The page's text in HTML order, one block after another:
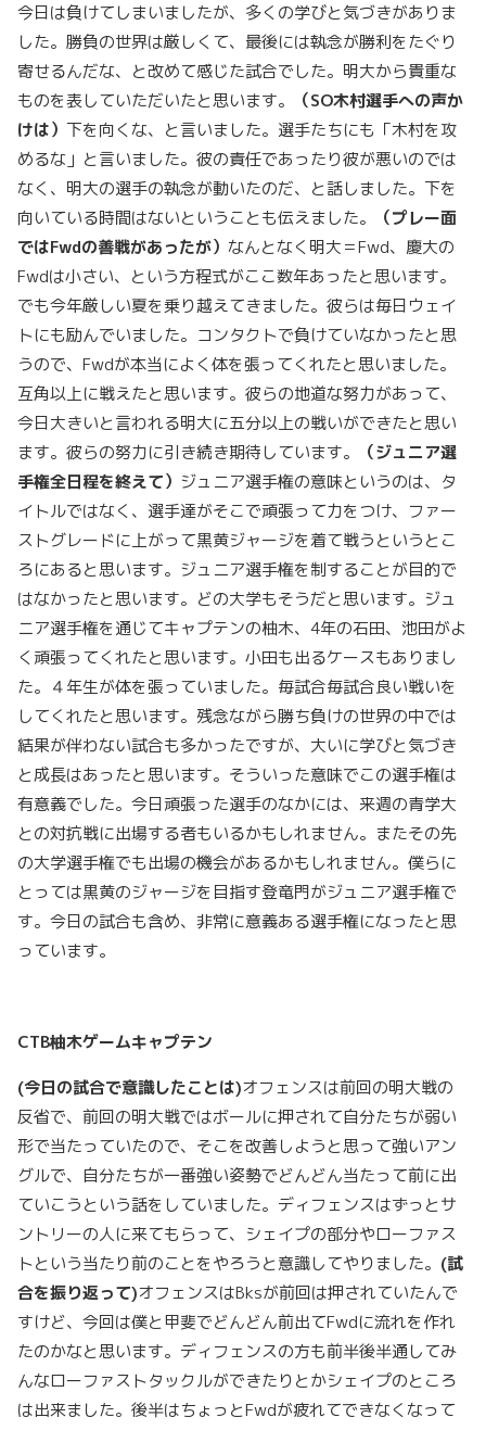
今日は負けてしまいましたが、多くの学びと気づきがありま
した。勝負の世界は厳しくて、最後には執念が勝利をたぐり
寄せるんだな、と改めて感じた試合でした。明大から貴重な
ものを表していただいたと思います。
（SO木村選手への声か
けは） 下を向くな、と言いました。選手たちにも「木村を攻
めるな」と言いました。彼の責任であったり彼が悪いのでは
なく、明大の選手の執念が動いたのだ、と話しました。下を
向いている時間はないということも伝えました。
（プレー面
ではFwdの善戦があったが） なんとなく明大＝Fwd、慶大の
Fwdは小さい、という方程式がここ数年あったと思います。
でも今年厳しい夏を乗り越えてきました。彼らは毎日ウェイ
トにも励んでいました。コンタクトで負けていなかったと思
うので、Fwdが本当によく体を張ってくれたと思いました。
互角以上に戦えたと思います。彼らの地道な努力があって、
今日大きいと言われる明大に五分以上の戦いができたと思い
ます。彼らの努力に引き続き期待しています。
（ジュニア選
手権全日程を終えて） ジュニア選手権の意味というのは、タ
イトルではなく、選手達がそこで頑張って力をつけ、ファー
ストグレードに上がって黒黄ジャージを着て戦うというとこ
ろにあると思います。ジュニア選手権を制することが目的で
はなかったと思います。どの大学もそうだと思います。ジュ
ニア選手権を通じてキャプテンの柚木、4年の石田、池田がよ
く頑張ってくれたと思います。小田も出るケースもありまし
た。４年生が体を張っていました。毎試合毎試合良い戦いを
してくれたと思います。残念ながら勝ち負けの世界の中では
結果が伴わない試合も多かったですが、大いに学びと気づき
と成長はあったと思います。そういった意味でこの選手権は
有意義でした。今日頑張った選手のなかには、来週の青学大
との対抗戦に出場する者もいるかもしれません。またその先
の大学選手権でも出場の機会があるかもしれません。僕らに
とっては黒黄のジャージを目指す登竜門がジュニア選手権で
す。今日の試合も含め、非常に意義ある選手権になったと思
っています。
CTB柚木ゲームキャプテン
(今日の試合で意識したことは)オフェンスは前回の明大戦の
反省で、前回の明大戦ではボールに押されて自分たちが弱い
形で当たっていたので、そこを改善しようと思って強いアン
グルで、自分たちが一番強い姿勢でどんどん当たって前に出
ていこうという話をしていました。ディフェンスはずっとサ
ントリーの人に来てもらって、シェイプの部分やローファス
トという当たり前のことをやろうと意識してやりました。 (試
合を振り返って)オフェンスはBksが前回は押されていたんで
すけど、今回は僕と甲斐でどんどん前出てFwdに流れを作れ
たのかなと思います。ディフェンスの方も前半後半通してみ
んなローファストタックルができたりとかシェイプのところ
は出来ました。後半はちょっとFwdが疲れてできなくなって